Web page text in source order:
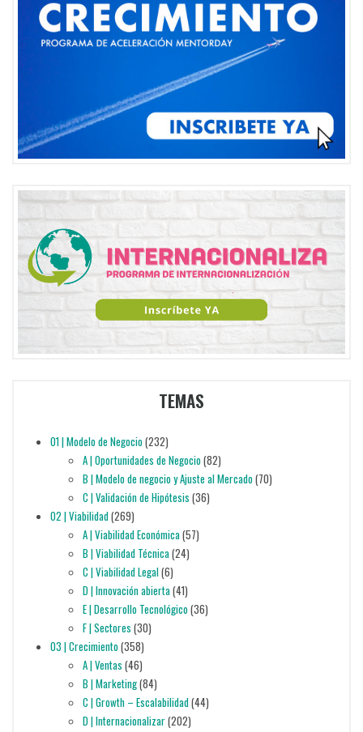
TEMAS
01 | Modelo de Negocio(232)
A | Oportunidades de Negocio(82)
B | Modelo de negocio y Ajuste al Mercado(70)
C | Validación de Hipótesis (36)
02 | Viabilidad(269)
A | Viabilidad Económica(57)
B | Viabilidad Técnica(24)
C | Viabilidad Legal(6)
D | Innovación abierta(41)
E | Desarrollo Tecnológico(36)
F | Sectores (30)
03 | Crecimiento(358)
A | Ventas (46)
B | Marketing(84)
C | Growth – Escalabilidad(44)
D | Internacionalizar(202)